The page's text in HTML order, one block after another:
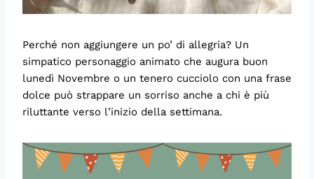
Perché non aggiungere un po’ di allegria? Un
simpatico personaggio animato che augura buon
lunedì Novembre o un tenero cucciolo con una frase
dolce può strappare un sorriso anche a chi è più
riluttante verso l’inizio della settimana.